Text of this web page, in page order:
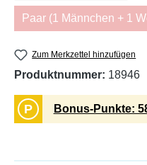
Paar (1 Männchen + 1
(Diese
Zum Merkzettel hinzufügen
Produktnummer: 18946
P Bonus-Punkte: